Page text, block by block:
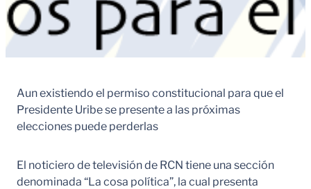
Aun existiendo el permiso constitucional para que el
Presidente Uribe se presente a las próximas
elecciones puede perderlas
El noticiero de televisión de RCN tiene una sección
denominada “La cosa política”, la cual presenta